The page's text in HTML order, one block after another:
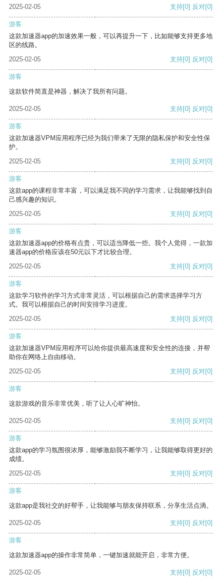
2025-02-05 支持[0] 反对[0]
游客
这款加速器app的加速效果一般，可以再提升一下，比如能够支持更多地
区的线路。
2025-02-05
支持[0] 反对[0]
游客
这款软件简直是神器，解决了我所有问题。
2025-02-05 支持[0] 反对[0]
游客
这款加速器VPM应用程序已经为我们带来了无限的隐私保护和安全性保
护。
2025-02-05
支持[0] 反对[0]
游客
这款app的课程非常丰富，可以满足我不同的学习需求，让我能够找到自
己感兴趣的知识。
2025-02-05
支持[0] 反对[0]
游客
这款加速器app的价格有点贵，可以适当降低一些。我个人觉得，一款加
速器app的价格应该在50元以下才比较合理。
2025-02-05
支持[0] 反对[0]
游客
这款学习软件的学习方式非常灵活，可以根据自己的需求选择学习方
式。我可以根据自己的时间安排学习进度。
2025-02-05
支持[0] 反对[0]
游客
这款加速器VPM应用程序可以给你提供最高速度和安全性的连接，并帮
助你在网络上自由移动。
2025-02-05
支持[0] 反对[0]
游客
这款游戏的音乐非常优美，听了让人心旷神怡。
2025-02-05 支持[0] 反对[0]
游客
这款app的学习氛围很浓厚，能够激励我不断学习，让我能够取得更好的
成绩。
2025-02-05
支持[0] 反对[0]
游客
这款app是我社交的好帮手，让我能够与朋友保持联系，分享生活点滴。
2025-02-05 支持[0] 反对[0]
游客
这款加速器app的操作非常简单，一键加速就能开启，非常方便。
2025-02-05 支持[0] 反对[0]